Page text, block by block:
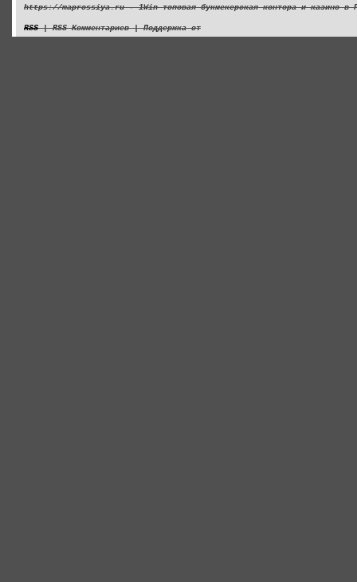
https://maprossiya.ru - 1Win топовая букмекерская контора и казино в
RSS| RSS Комментариев | Поддержка от